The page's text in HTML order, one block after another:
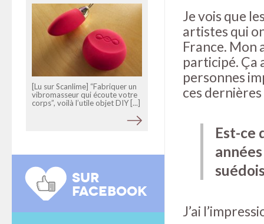
Je vois que
artistes qui
France. Mon
participé. Ça
personnes
ces dernières
Est-ce
J’ai
[Lu sur Scanlime] “Fabriquer un
vibromasseur qui écoute votre
corps”, voilà l’utile objet DIY [...]
SUR
FACEBOOK